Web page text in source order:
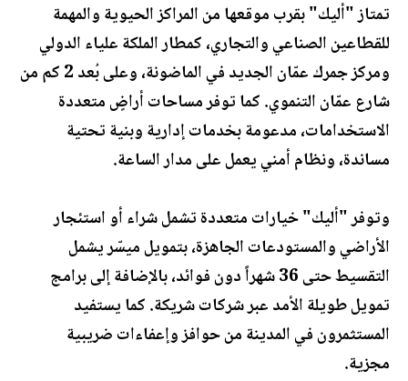
تمتاز "أليك" بقرب موقعها من المراكز الحيوية والمهمة
للقطاعين الصناعي والتجاري، كمطار الملكة علياء الدولي
ومركز جمرك عمّان الجديد في الماضونة، وعلى بُعد 2 كم من
شارع عمّان التنموي. كما توفر مساحات أراضٍ متعددة
الاستخدامات، مدعومة بخدمات إدارية وبنية تحتية
مساندة، ونظام أمني يعمل على مدار الساعة.
وتوفر "أليك" خيارات متعددة تشمل شراء أو استئجار
الأراضي والمستودعات الجاهزة، بتمويل ميسّر يشمل
التقسيط حتى 36 شهراً دون فوائد، بالإضافة إلى برامج
تمويل طويلة الأمد عبر شركات شريكة. كما يستفيد
المستثمرون في المدينة من حوافز وإعفاءات ضريبية
مجزية.